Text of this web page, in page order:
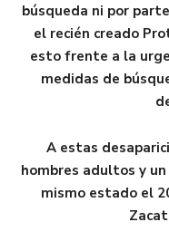
búsqueda ni por
el recién creado
esto frente a la
medidas de
A estas
hombres adultos y
mismo estado el